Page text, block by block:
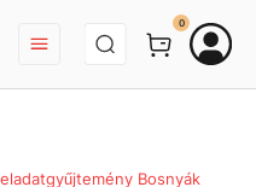
BEJELENTKEZÉS
0
Bosnyák